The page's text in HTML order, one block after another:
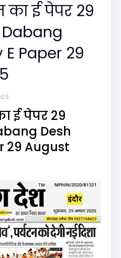
ई पेपर 29
Paper 29
ई पेपर 29
Desh
29 August